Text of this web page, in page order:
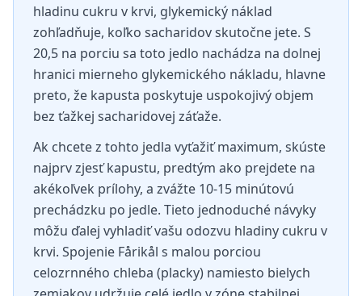
hladinu cukru v krvi, glykemický náklad
zohľadňuje, koľko sacharidov skutočne jete. S
20,5 na porciu sa toto jedlo nachádza na dolnej
hranici mierneho glykemického nákladu, hlavne
preto, že kapusta poskytuje uspokojivý objem
bez ťažkej sacharidovej záťaže.
Ak chcete z tohto jedla vyťažiť maximum, skúste
najprv zjesť kapustu, predtým ako prejdete na
akékoľvek prílohy, a zvážte 10-15 minútovú
prechádzku po jedle. Tieto jednoduché návyky
môžu ďalej vyhladiť vašu odozvu hladiny cukru v
krvi. Spojenie Fårikål s malou porciou
celozrnného chleba (placky) namiesto bielych